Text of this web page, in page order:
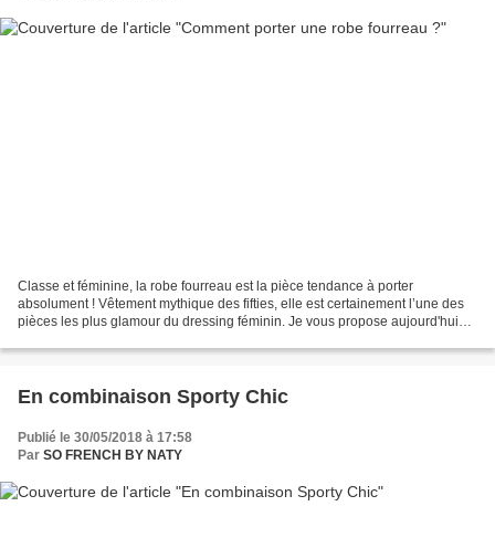
Classe et féminine, la robe fourreau est la pièce tendance à porter
absolument ! Vêtement mythique des fifties, elle est certainement l’une des
pièces les plus glamour du dressing féminin. Je vous propose aujourd'hui
En combinaison Sporty Chic
Publié le 30/05/2018 à 17:58
Par SO FRENCH BY NATY